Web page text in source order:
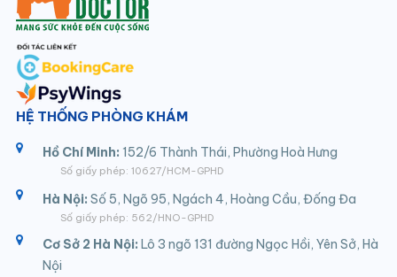
HỆ THỐNG PHÒNG KHÁM
Hồ Chí Minh: 152/6 Thành Thái, Phường Hoà Hưng
Số giấy phép: 10627/HCM-GPHD
Hà Nội: Số 5, Ngõ 95, Ngách 4, Hoàng Cầu, Đống Đa
Số giấy phép: 562/HNO-GPHD
Cơ Sở 2 Hà Nội: Lô 3 ngõ 131 đường Ngọc Hồi, Yên Sở, Hà
Nội